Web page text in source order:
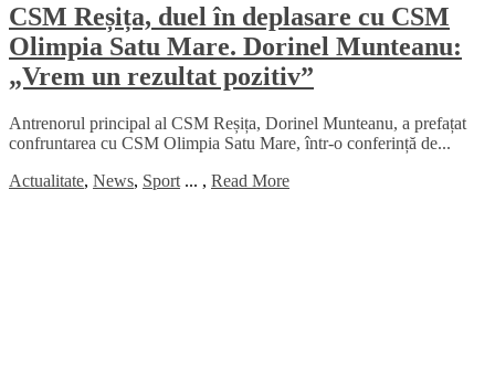
CSM Reșița, duel în deplasare cu CSM
Olimpia Satu Mare. Dorinel Munteanu:
„Vrem un rezultat pozitiv”
Antrenorul principal al CSM Reșița, Dorinel Munteanu, a prefațat
confruntarea cu CSM Olimpia Satu Mare, într-o conferință de...
Actualitate, News, Sport ... , Read More